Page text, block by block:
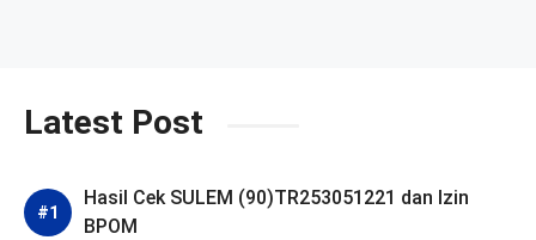
Latest Post
Hasil Cek SULEM (90)TR253051221 dan Izin
BPOM